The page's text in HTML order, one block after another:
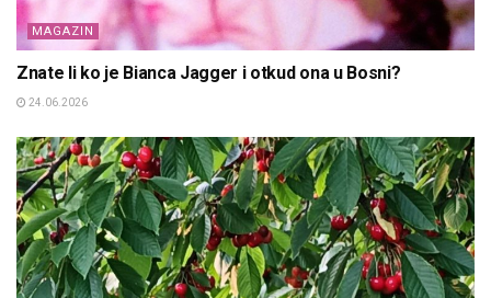
MAGAZIN
Znate li ko je Bianca Jagger i otkud ona u Bosni?
24.06.2026